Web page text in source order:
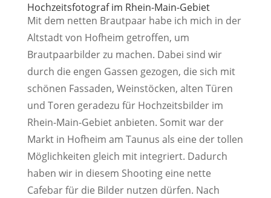
Hochzeitsfotograf im Rhein-Main-Gebiet
Mit dem netten Brautpaar habe ich mich in der
Altstadt von Hofheim getroffen, um
Brautpaarbilder zu machen. Dabei sind wir
durch die engen Gassen gezogen, die sich mit
schönen Fassaden, Weinstöcken, alten Türen
und Toren geradezu für Hochzeitsbilder im
Rhein-Main-Gebiet anbieten. Somit war der
Markt in Hofheim am Taunus als eine der tollen
Möglichkeiten gleich mit integriert. Dadurch
haben wir in diesem Shooting eine nette
Cafebar für die Bilder nutzen dürfen. Nach